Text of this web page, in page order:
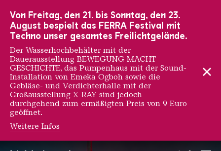
Von Freitag, den 21. bis Sonntag, den 23.
August bespielt das FERRA Festival mit
Techno unser gesamtes Freilichtgelände.
Der Wasserhochbehälter mit der
Dauerausstellung BEWEGUNG MACHT
GESCHICHTE, das Pumpenhaus mit der Sound-
Installation von Emeka Ogboh sowie die
Gebläse- und Verdichterhalle mit der
Großausstellung X-RAY sind jedoch
durchgehend zum ermäßigten Preis von 9 Euro
geöffnet.
Weitere Infos